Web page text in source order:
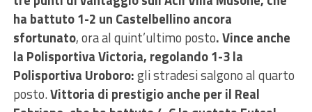
ha battuto 1-2 un Castelbellino ancora
sfortunato, ora al quint’ultimo posto. Vince anche
la Polisportiva Victoria, regolando 1-3 la
Polisportiva Uroboro:gli stradesi salgono al quarto
posto.Vittoria di prestigio anche per il Real